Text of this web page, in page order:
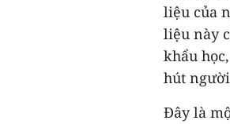
liệu của
liệu này
khẩu
hút
Đây là